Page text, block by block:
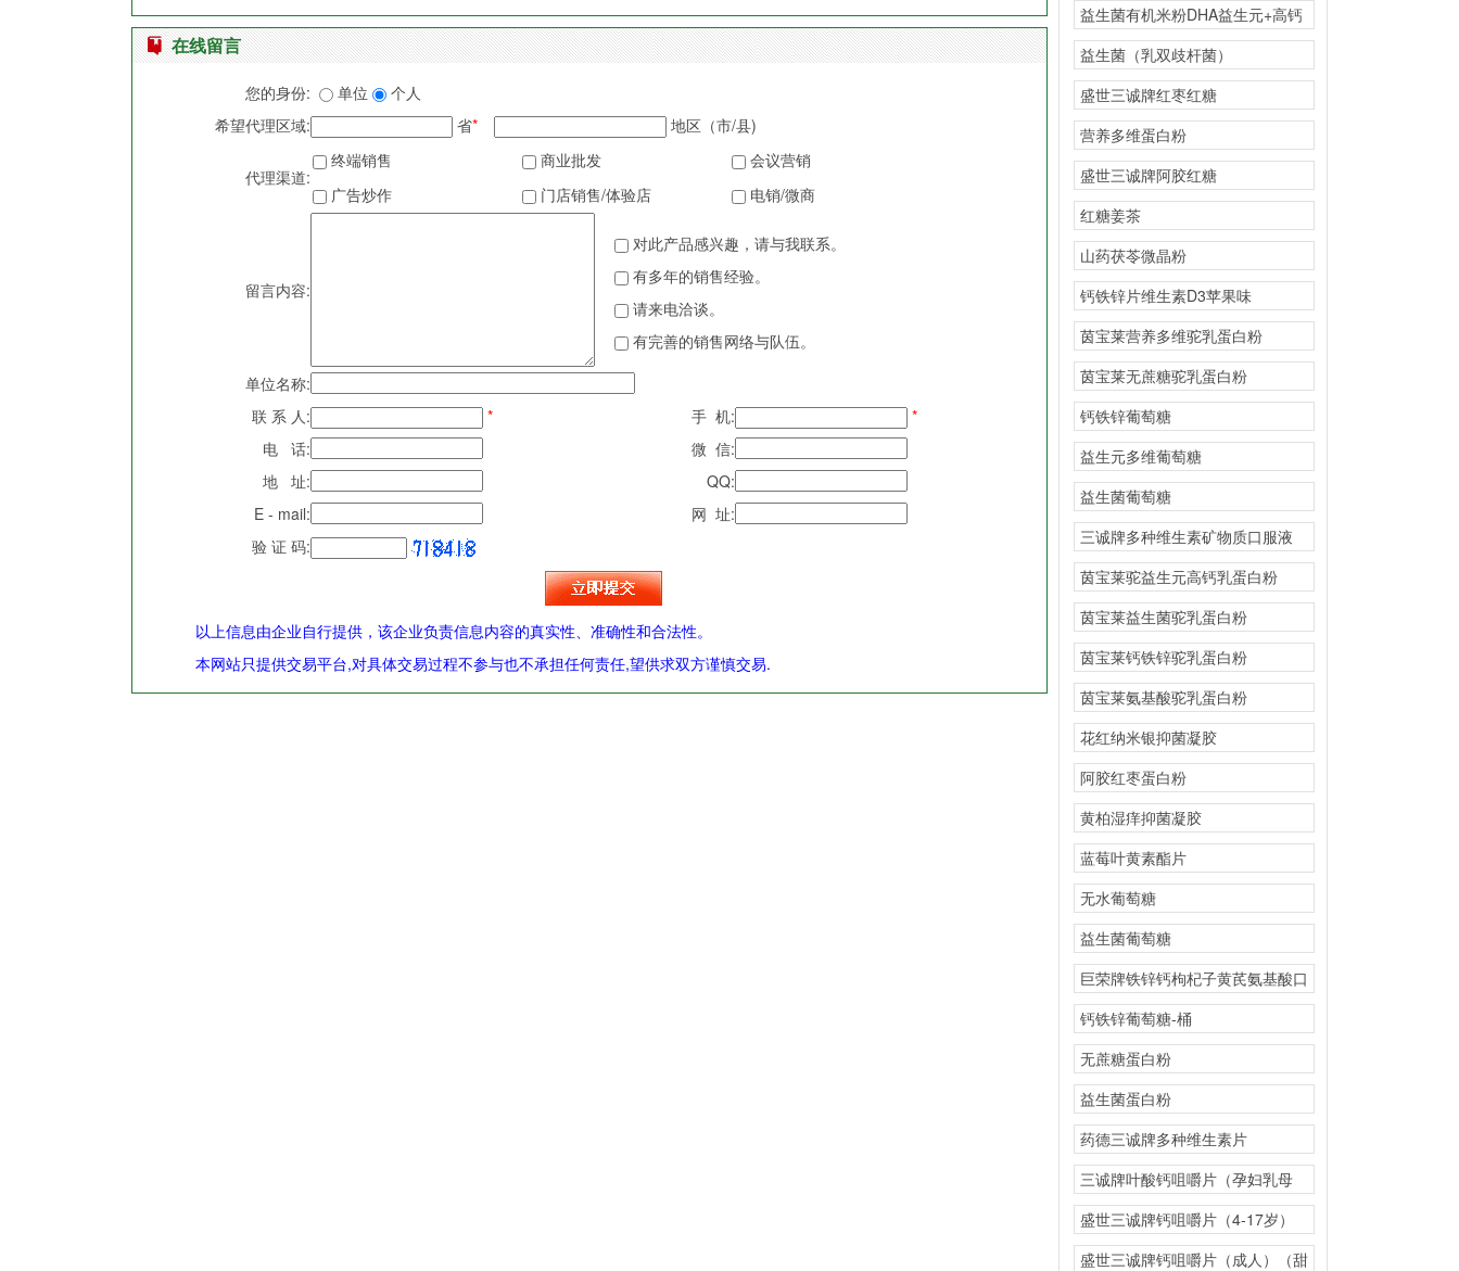
在线留言
您的身份: 单位
个人
希望代理区域:
省* 地区（市/县)
代理渠道:
终端销售 商业批发
会议营销
广告炒作
门店销售/体验店 电销/微商
留言内容:
对此产品感兴趣，请与我联系。
有多年的销售经验。
请来电洽谈。
有完善的销售网络与队伍。
单位名称:
联 系 人:
* 手 机:
*
电 话:
微 信:
地 址:
QQ:
E - mail:
网 址:
验 证 码:
以上信息由企业自行提供，该企业负责信息内容的真实性、准确性和合法性。
本网站只提供交易平台,对具体交易过程不参与也不承担任何责任,望供求双方谨慎交易.
益生菌有机米粉DHA益生元+高钙
益生菌（乳双歧杆菌）
盛世三诚牌红枣红糖
营养多维蛋白粉
盛世三诚牌阿胶红糖
红糖姜茶
山药茯苓微晶粉
钙铁锌片维生素D3苹果味
茵宝莱营养多维驼乳蛋白粉
茵宝莱无蔗糖驼乳蛋白粉
钙铁锌葡萄糖
益生元多维葡萄糖
益生菌葡萄糖
三诚牌多种维生素矿物质口服液
（甜橙味）
茵宝莱驼益生元高钙乳蛋白粉
茵宝莱益生菌驼乳蛋白粉
茵宝莱钙铁锌驼乳蛋白粉
茵宝莱氨基酸驼乳蛋白粉
花红纳米银抑菌凝胶
阿胶红枣蛋白粉
黄柏湿痒抑菌凝胶
蓝莓叶黄素酯片
无水葡萄糖
益生菌葡萄糖
巨荣牌铁锌钙枸杞子黄芪氨基酸口
服液
钙铁锌葡萄糖-桶
无蔗糖蛋白粉
益生菌蛋白粉
药德三诚牌多种维生素片
三诚牌叶酸钙咀嚼片（孕妇乳母
型）
盛世三诚牌钙咀嚼片（4-17岁）
（橘子味）
盛世三诚牌钙咀嚼片（成人）（甜